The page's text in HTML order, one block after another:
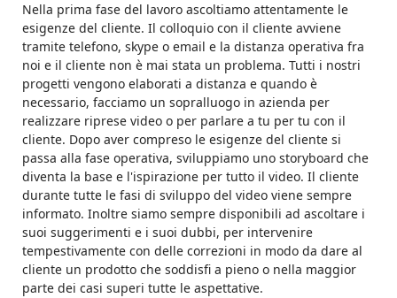
Nella prima fase del lavoro ascoltiamo attentamente le
esigenze del cliente. Il colloquio con il cliente avviene
tramite telefono, skype o email e la distanza operativa fra
noi e il cliente non è mai stata un problema. Tutti i nostri
progetti vengono elaborati a distanza e quando è
necessario, facciamo un sopralluogo in azienda per
realizzare riprese video o per parlare a tu per tu con il
cliente. Dopo aver compreso le esigenze del cliente si
passa alla fase operativa, sviluppiamo uno storyboard che
diventa la base e l'ispirazione per tutto il video. Il cliente
durante tutte le fasi di sviluppo del video viene sempre
informato. Inoltre siamo sempre disponibili ad ascoltare i
suoi suggerimenti e i suoi dubbi, per intervenire
tempestivamente con delle correzioni in modo da dare al
cliente un prodotto che soddisfi a pieno o nella maggior
parte dei casi superi tutte le aspettative.